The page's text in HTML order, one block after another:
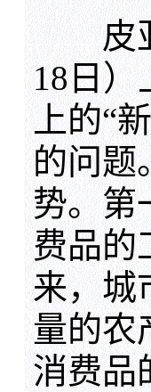
皮亚
18日
上的“
的问题
势。第
费品的
来，城
量的农
消费品